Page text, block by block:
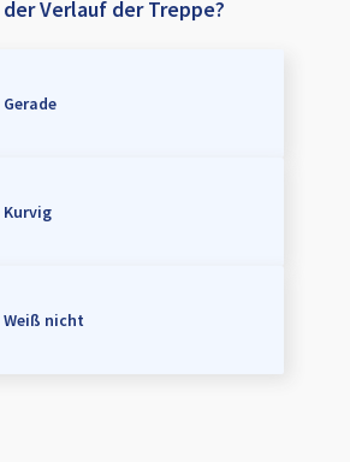
Verlauf der Treppe?
Gerade
Kurvig
Weiß nicht